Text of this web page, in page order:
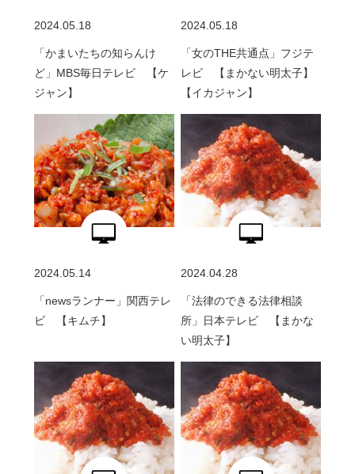
2024.05.18
「かまいたちの知らんけ
ど」MBS毎日テレビ 【ケ
ジャン】
2024.05.18
「女のTHE共通点」フジテ
レビ 【まかない明太子】
【イカジャン】
2024.05.14
「newsランナー」関西テレ
ビ 【キムチ】
2024.04.28
「法律のできる法律相談
所」日本テレビ 【まかな
い明太子】